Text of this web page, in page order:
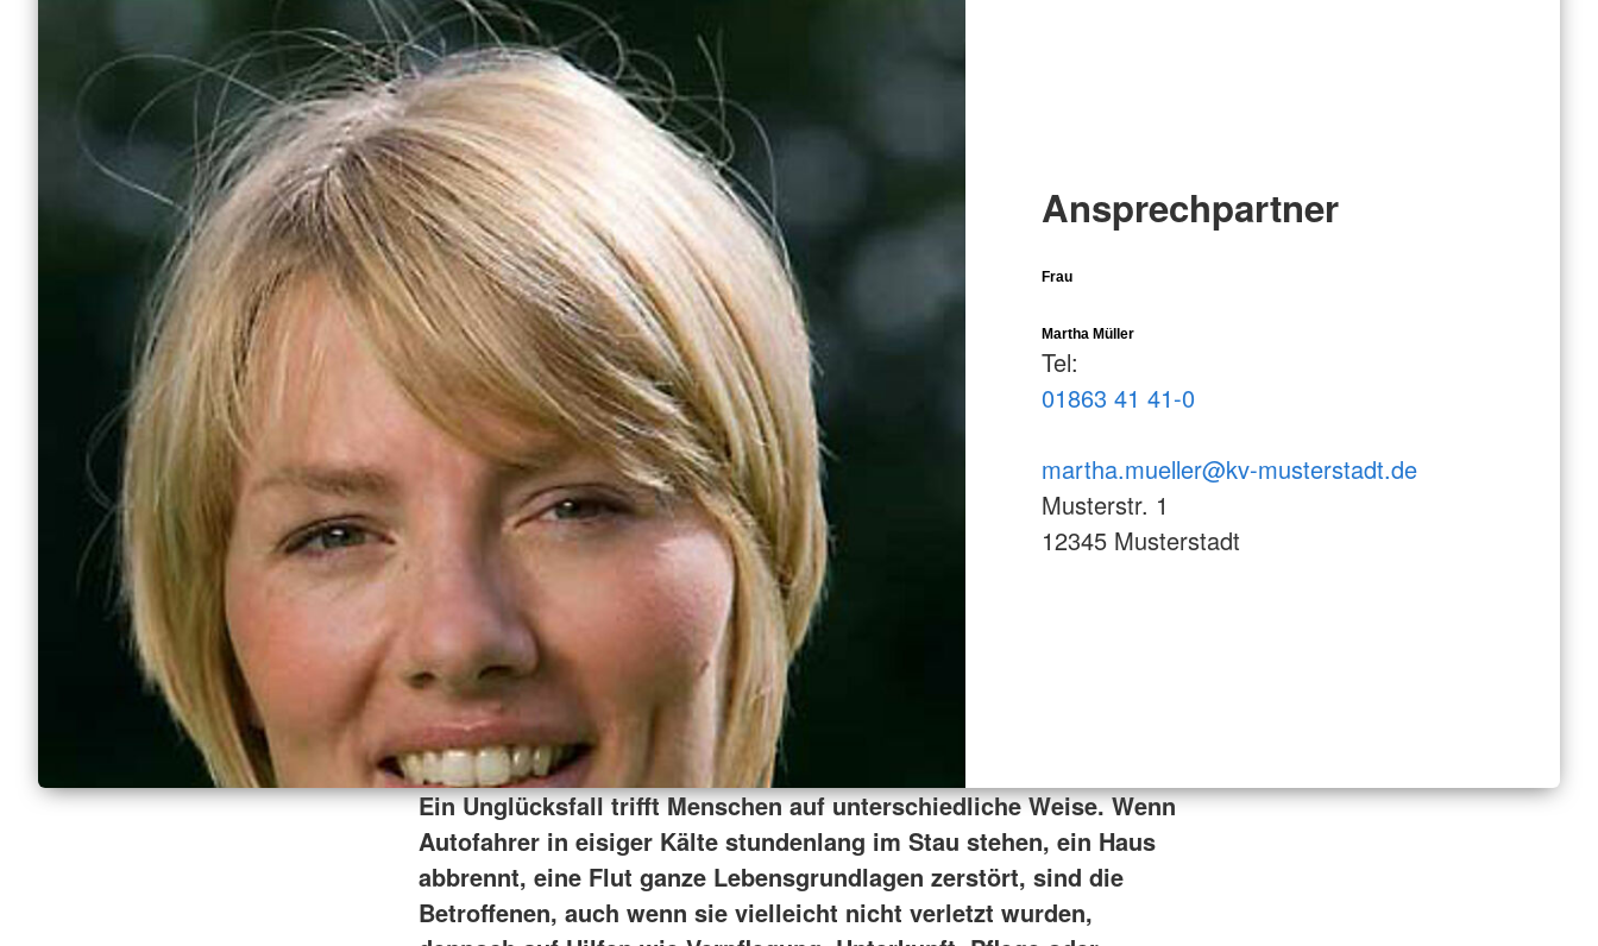
Ansprechpartner
Frau
Martha Müller
Tel:
01863 41 41-0
martha.mueller@kv-musterstadt.de
Musterstr. 1
12345 Musterstadt
Ein Unglücksfall trifft Menschen auf unterschiedliche Weise. Wenn
Autofahrer in eisiger Kälte stundenlang im Stau stehen, ein Haus
abbrennt, eine Flut ganze Lebensgrundlagen zerstört, sind die
Betroffenen, auch wenn sie vielleicht nicht verletzt wurden,